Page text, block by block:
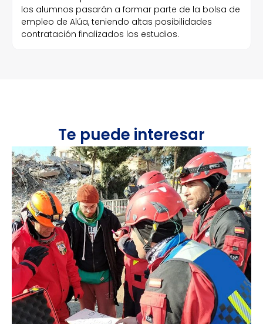
los alumnos pasarán a formar parte de la bolsa de
empleo de Alúa, teniendo altas posibilidades
contratación finalizados los estudios.
Te puede interesar